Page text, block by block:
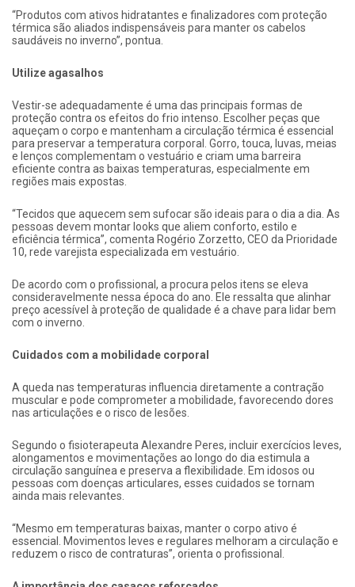
“Produtos com ativos hidratantes e finalizadores com proteção
térmica são aliados indispensáveis para manter os cabelos
saudáveis no inverno”, pontua.
Utilize agasalhos
Vestir-se adequadamente é uma das principais formas de
proteção contra os efeitos do frio intenso. Escolher peças que
aqueçam o corpo e mantenham a circulação térmica é essencial
para preservar a temperatura corporal. Gorro, touca, luvas, meias
e lenços complementam o vestuário e criam uma barreira
eficiente contra as baixas temperaturas, especialmente em
regiões mais expostas.
“Tecidos que aquecem sem sufocar são ideais para o dia a dia. As
pessoas devem montar looks que aliem conforto, estilo e
eficiência térmica”, comenta Rogério Zorzetto, CEO da Prioridade
10, rede varejista especializada em vestuário.
De acordo com o profissional, a procura pelos itens se eleva
consideravelmente nessa época do ano. Ele ressalta que alinhar
preço acessível à proteção de qualidade é a chave para lidar bem
com o inverno.
Cuidados com a mobilidade corporal
A queda nas temperaturas influencia diretamente a contração
muscular e pode comprometer a mobilidade, favorecendo dores
nas articulações e o risco de lesões.
Segundo o fisioterapeuta Alexandre Peres, incluir exercícios leves,
alongamentos e movimentações ao longo do dia estimula a
circulação sanguínea e preserva a flexibilidade. Em idosos ou
pessoas com doenças articulares, esses cuidados se tornam
ainda mais relevantes.
“Mesmo em temperaturas baixas, manter o corpo ativo é
essencial. Movimentos leves e regulares melhoram a circulação e
reduzem o risco de contraturas”, orienta o profissional.